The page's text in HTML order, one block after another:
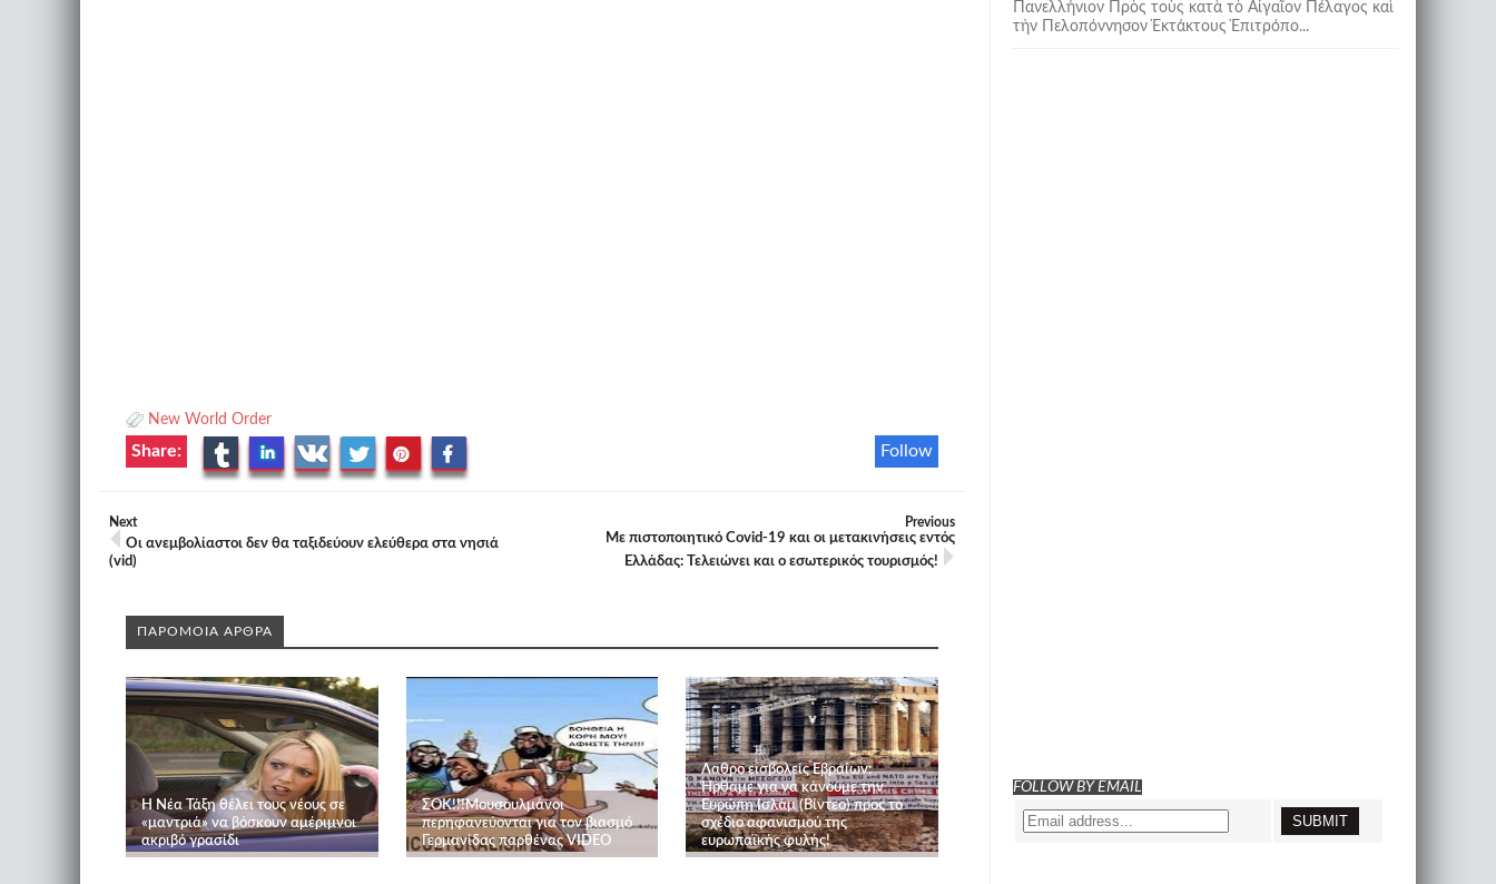
New World Order
Follow
Share:
Next
Οι ανεμβολίαστοι δεν θα ταξιδεύουν ελεύθερα στα νησιά
(vid)
Previous
Με πιστοποιητικό Covid-19 και οι μετακινήσεις εντός
Ελλάδας: Τελειώνει και ο εσωτερικός τουρισμός!
ΠΑΡΟΜΟΙΑ ΑΡΘΡΑ
Η Νέα Τάξη θέλει τους νέους σε
«μαντριά» να βόσκουν αμέριμνοι
ακριβό γρασίδι
ΣΟΚ!!!Mουσουλμάνοι
περηφανεύονται για τον βιασμό
Γερμανίδας παρθένας VIDEO
Λαθρο εισβολείς Εβραίων:
Ήρθαμε για να κάνουμε την
Ευρώπη Ισλάμ (Βίντεο) προς το
σχέδιο αφανισμού της
ευρωπαϊκής φυλής!
Πανελλήνιον Πρὸς τοὺς κατὰ τὸ Αἰγαῖον Πέλαγος καὶ
τὴν Πελοπόννησον Ἐκτάκτους Ἐπιτρόπο...
FOLLOW BY EMAIL